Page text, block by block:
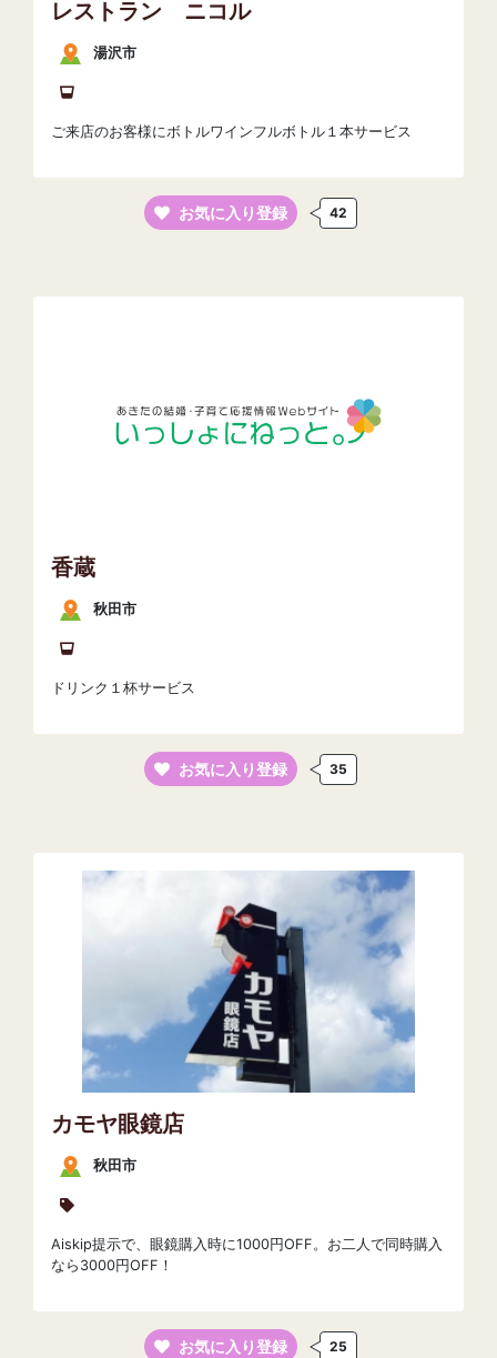
レストラン ニコル
湯沢市
ご来店のお客様にボトルワインフルボトル１本サービス
お気に入り登録 42
香蔵
秋田市
ドリンク１杯サービス
お気に入り登録 35
カモヤ眼鏡店
秋田市
Aiskip提示で、眼鏡購入時に1000円OFF。お二人で同時購入
なら3000円OFF！
お気に入り登録 25